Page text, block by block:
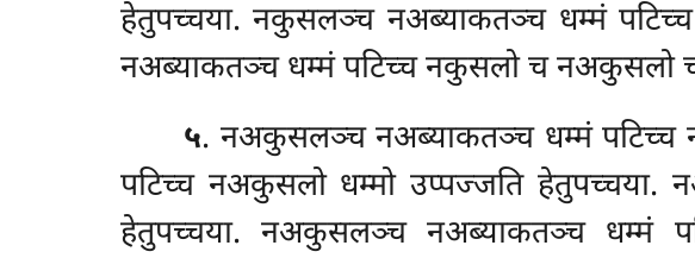
हेतुपच्चया. नकुसलञ्च नअब्याकतञ्च धम्मं
नअब्याकतञ्च धम्मं पटिच्च नकुसलो च नअकुसलो च
५. नअकुसलञ्च नअब्याकतञ्च धम्मं पटिच्च
पटिच्च नअकुसलो धम्मो उप्पज्जति हेतुपच्चया.
हेतुपच्चया. नअकुसलञ्च नअब्याकतञ्च धम्मं